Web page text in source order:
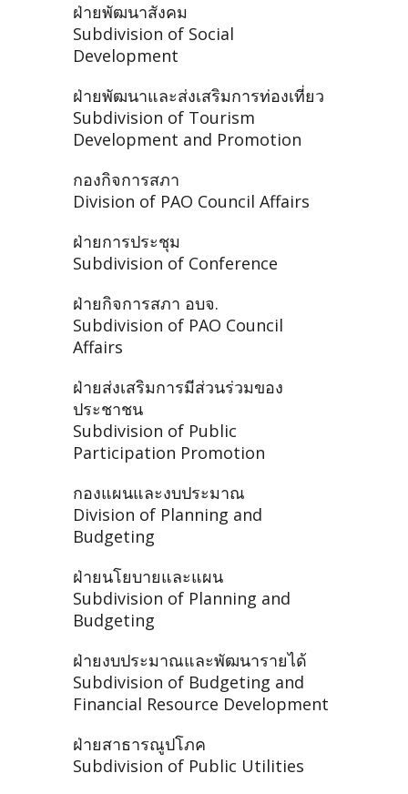
ฝ่ายพัฒนาสังคม
Subdivision of Social
Development
ฝ่ายพัฒนาและส่งเสริมการท่องเที่ยว
Subdivision of Tourism
Development and Promotion
กองกิจการสภา
Division of PAO Council Affairs
ฝ่ายการประชุม
Subdivision of Conference
ฝ่ายกิจการสภา อบจ.
Subdivision of PAO Council
Affairs
ฝ่ายส่งเสริมการมีส่วนร่วมของ
ประชาชน
Subdivision of Public
Participation Promotion
กองแผนและงบประมาณ
Division of Planning and
Budgeting
ฝ่ายนโยบายและแผน
Subdivision of Planning and
Budgeting
ฝ่ายงบประมาณและพัฒนารายได้
Subdivision of Budgeting and
Financial Resource Development
ฝ่ายสาธารณูปโภค
Subdivision of Public Utilities